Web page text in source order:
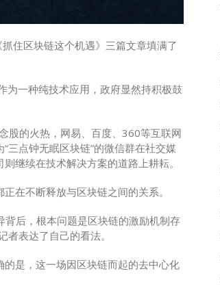
住区块链这个机遇》三篇文章填满了
为一种纯技术应用，政府显然持积极鼓
股的火热， 网易 百度 、360等互联网
三点钟无眠区块链”的微信群在社交媒
继续在技术解决方案的道路上耕耘。
在不断释放与区块链之间的关系。
背后，根本问题是区块链的激励机制存
表达了自己的看法。
是，这一场因区块链而起的去中心化